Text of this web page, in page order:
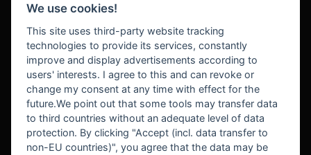
BEKANNT AUS
We use cookies!
This site uses third-party website tracking
technologies to provide its services, constantly
improve and display advertisements according to
users' interests. I agree to this and can revoke or
change my consent at any time with effect for the
future.We point out that some tools may transfer data
to third countries without an adequate level of data
protection. By clicking "Accept (incl. data transfer to
non-EU countries)", you agree that the data may be